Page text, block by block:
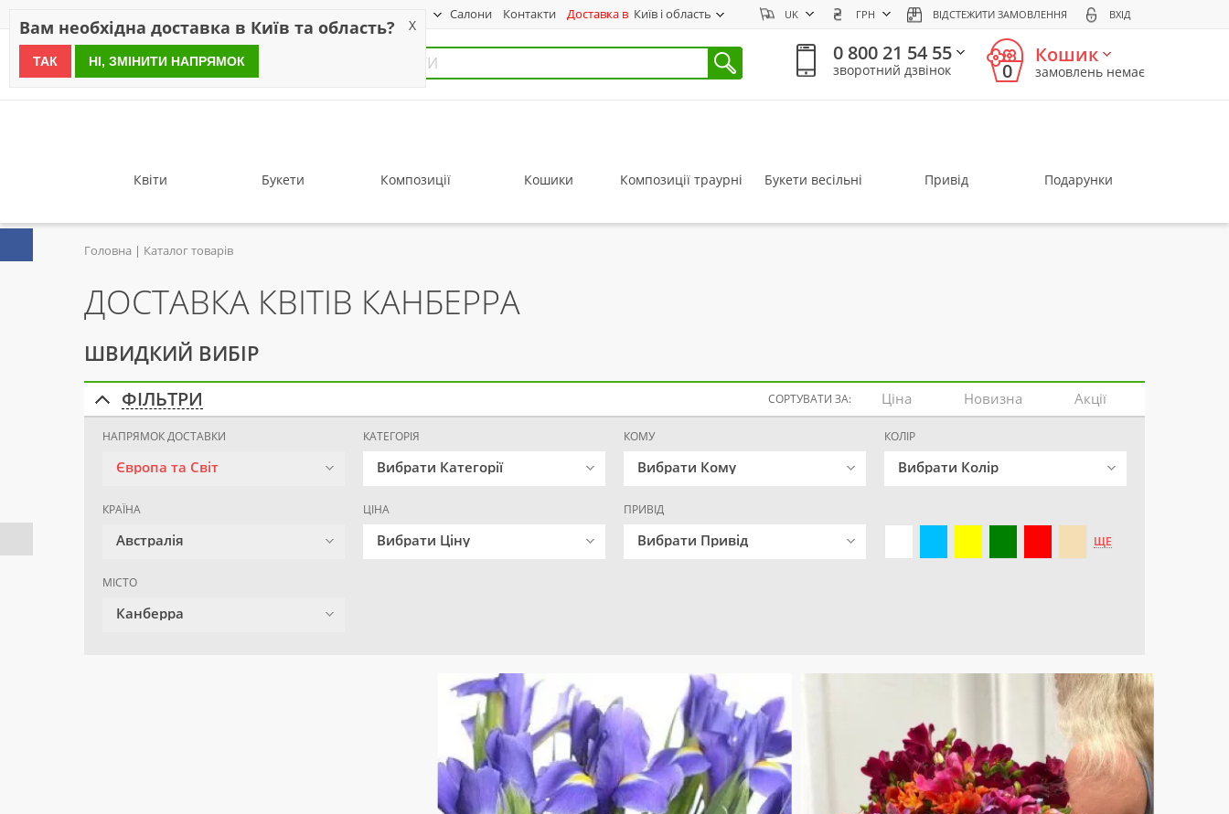
Салони Контакти Доставка в Київ і область UK ГРН ВІДСТЕЖИТИ ЗАМОВЛЕННЯ ВХІД
since 1999
0 800 21 54 55
зворотний дзвінок 0
Кошик
замовлень немає
Квіти Букети Композиції Кошики Композиції траурні Букети весільні Привід Подарунки
Головна Каталог товарів
ДОСТАВКА КВІТІВ КАНБЕРРА
ШВИДКИЙ ВИБІР
ФІЛЬТРИ СОРТУВАТИ ЗА: Ціна Новизна Акції
НАПРЯМОК ДОСТАВКИ
Європа та Світ
КАТЕГОРІЯ
Вибрати Категорії
КОМУ
Вибрати Кому
КОЛІР
Вибрати Колір
КРАЇНА
Австралія
МІСТО
Канберра
ЦІНА
Вибрати Ціну
ПРИВІД
Вибрати Привід ЩЕ
Вам необхідна доставка в Київ та область? X
ТАК НІ, ЗМІНИТИ НАПРЯМОК